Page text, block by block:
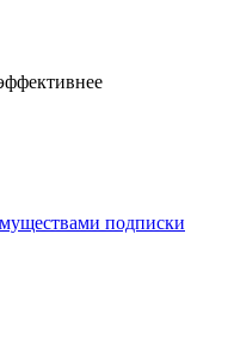
подписки